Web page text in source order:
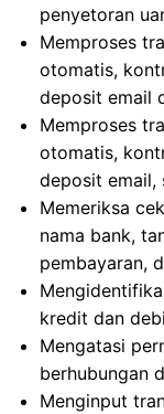
penyetoran
Memproses
otomatis,
deposit email
Memproses
otomatis,
deposit email,
Memeriksa
nama bank,
pembayaran,
kredit dan
Mengatasi
berhubungan
Menginput